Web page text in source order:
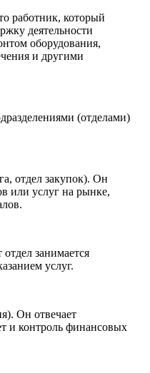
работник, который
деятельности
оборудования,
и другими
(отделами)
отдел закупок). Он
или услуг на рынке,
занимается
услуг.
Он отвечает
и контроль финансовых